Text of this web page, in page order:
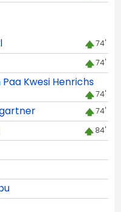
74'
74'
Kwesi Henrichs
74'
74'
84'